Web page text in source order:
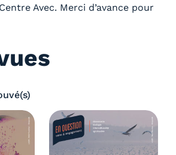
Avec. Merci d’avance pour